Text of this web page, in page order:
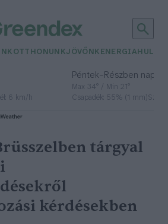
OTTHONUNKJÖVŐNK ENERGIA
6 km/h
Péntek– Részben
Max 34° / Min 21°
Csapadék: 55% (1 mm)Szél:
tárgyal
kérdésekben